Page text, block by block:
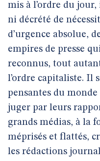
mis à l’ordre du
ni décrété de
d’urgence absolue,
empires de presse
reconnus, tout
l’ordre capitaliste. Il
pensantes du
juger par leurs
grands médias, à la
méprisés et flattés,
les rédactions